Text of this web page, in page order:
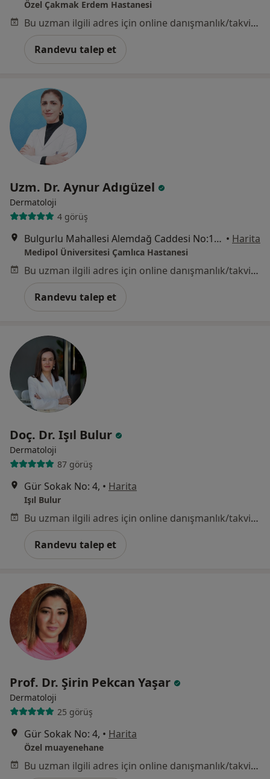
Özel Çakmak Erdem Hastanesi
Bu uzman ilgili adres için online danışmanlık/takvim sunmuyor.
Randevu talep et
Uzm. Dr. Aynur Adıgüzel
Dermatoloji
4 görüş
Bulgurlu Mahallesi Alemdağ Caddesi No:100, Üsküdar • Harita
Medipol Üniversitesi Çamlıca Hastanesi
Bu uzman ilgili adres için online danışmanlık/takvim sunmuyor.
Randevu talep et
Doç. Dr. Işıl Bulur
Dermatoloji
87 görüş
Gür Sokak No: 4, • Harita
Işıl Bulur
Bu uzman ilgili adres için online danışmanlık/takvim sunmuyor.
Randevu talep et
Prof. Dr. Şirin Pekcan Yaşar
Dermatoloji
25 görüş
Gür Sokak No: 4, • Harita
Özel muayenehane
Bu uzman ilgili adres için online danışmanlık/takvim sunmuyor.